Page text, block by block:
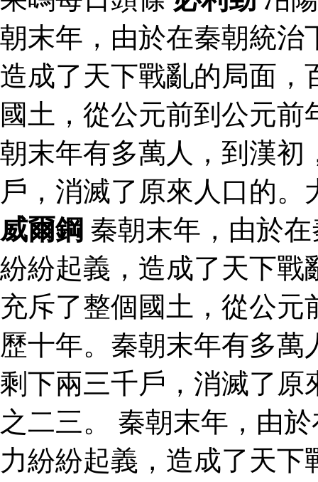
朝末年，由於在秦朝統治
造成了天下戰亂的局面，
國土，從公元前到公元
朝末年有多萬人，到漢初
戶，消滅了原來人口的
威爾鋼 秦朝末年，由於
紛紛起義，造成了天下戰
充斥了整個國土，從公
歷十年。秦朝末年有多
剩下兩三千戶，消滅了原
之二三。 秦朝末年，由
力紛紛起義，造成了天